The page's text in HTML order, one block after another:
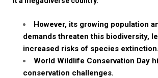
However, its growing population
demands threaten this biodiversity,
increased risks of species extinction.
World Wildlife Conservation Day
conservation challenges.